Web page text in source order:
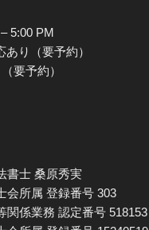
5:00 PM
り（要予約）
要予約）
書士 桑原秀実
所属 登録番号 303
係業務 認定番号 518153